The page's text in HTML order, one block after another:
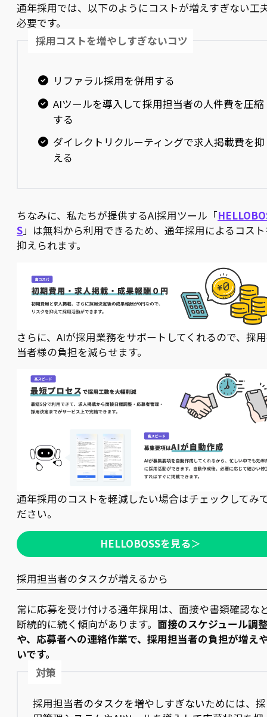
通年採用では、以下のようにコストが増えすぎない工
必要です。
採用コストを増やしすぎないコツ
リファラル採用を併用する
AIツールを導入して採用担当者の人件費を圧縮
する
ダイレクトリクルーティングで求人掲載費を抑
える
ちなみに、私たちが提供するAI採用ツール「
S」は無料から利用できるため、通年採用によるコス
抑えられます。
さらに、AIが採用業務をサポートしてくれるので、採
当者様の負担を減らせます。
通年採用のコストを軽減したい場合はチェックしてみ
ださい。
HELLOBOSSを見る＞
採用担当者のタスクが増えるから
常に応募を受け付ける通年採用は、面接や書類確認な
断続的に続く傾向があります。 面接のスケジュール調
や、応募者への連絡作業で、採用担当者の負担が増え
いです。
対策
採用担当者のタスクを増やしすぎないためには、採